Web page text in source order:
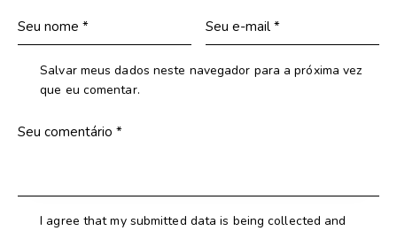
Salvar meus dados neste navegador para a próxima vez
que eu comentar.
I agree that my submitted data is being collected and